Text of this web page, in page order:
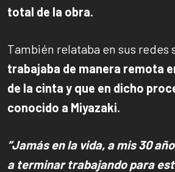
total de la obra.
También relataba en sus redes
trabajaba de manera remota
de la cinta y que en dicho
conocido a Miyazaki.
“Jamás en la vida, a mis 30
a terminar trabajando para